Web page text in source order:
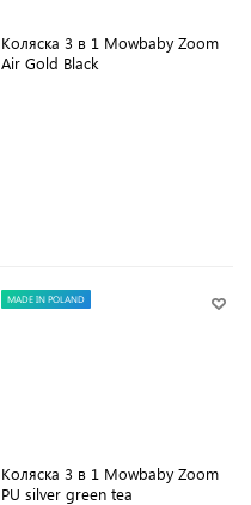
Коляска 3 в 1 Mowbaby Zoom
Air Gold Black
MADE IN POLAND
Коляска 3 в 1 Mowbaby Zoom
PU silver green tea